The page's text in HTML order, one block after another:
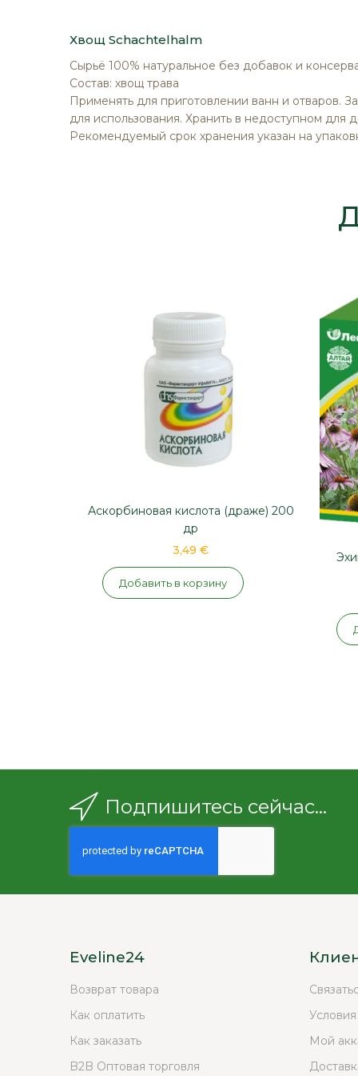
Хвощ Schachtelhalm
Сырьё 100% натуральное без добавок и
Состав: хвощ трава
Применять для приготовлении ванн и отваров.
для использования. Хранить в недоступном для
Рекомендуемый срок хранения указан на
Аскорбиновая кислота (драже) 200
др
3,49 €
Добавить в корзину
Подпишитесь сейчас...
Eveline24
Возврат товара
Как оплатить
Как заказать
B2B Оптовая торговля
Условия
Мой